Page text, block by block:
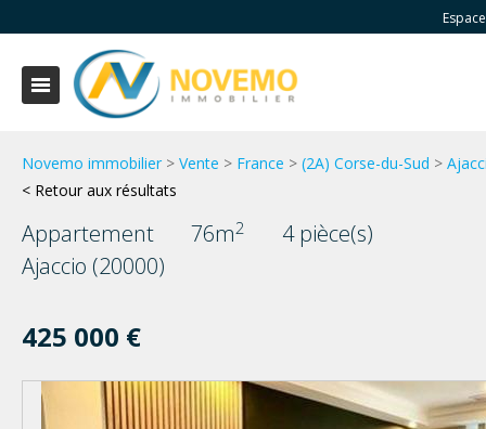
Novemo immobilier > Vente > France > (2A) Corse-du-Sud >
< Retour aux résultats
Appartement 76m2
4 pièce(s)
Ajaccio (20000)
425 000 €